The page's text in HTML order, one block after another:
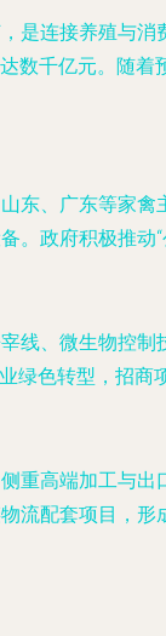
是连接养殖与
数千亿元。随
东、广东等家
政府积极推动
线、微生物控
绿色转型，招
重高端加工与
流配套项目，